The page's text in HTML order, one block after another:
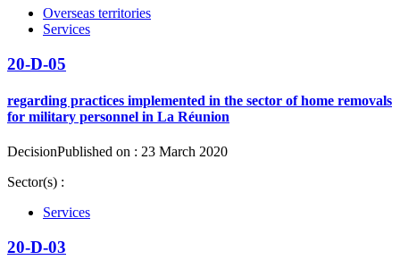
Overseas territories
Services
20-D-05
regarding practices implemented in the sector of home removals
for military personnel in La Réunion
DecisionPublished on : 23 March 2020
Sector(s) :
Services
20-D-03